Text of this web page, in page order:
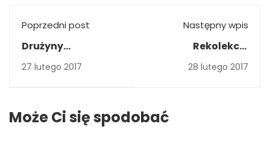
Poprzedni post
Drużyny
zakwalifikowane
do II etapu
27 lutego 2017
Następny wpis
Rekolekcje
wielkopostne
28 lutego 2017
Może Ci się spodobać